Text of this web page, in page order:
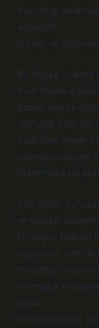
davranışı
alınabilir.
Diziler ve
Bir başka önemli
matrislerle
diziler olarak
sıfırlarla dolu bir
matrisler, lineer
işlemlerinde yer
Matematiksel
Sıfır dizisi, aynı
ve fiziksel
Örneğin, fiziksel
büyüklük, sıfır
modeller,
karmaşık
sağlar.
Günümüzdeki